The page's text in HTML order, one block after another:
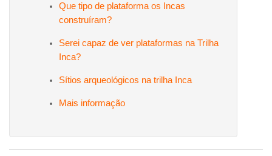
Que tipo de plataforma os Incas
construíram?
Serei capaz de ver plataformas na Trilha
Inca?
Sítios arqueológicos na trilha Inca
Mais informação